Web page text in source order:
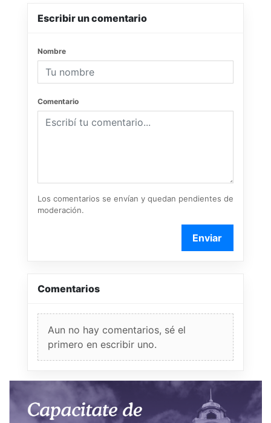
Escribir un comentario
Nombre
Comentario
Los comentarios se envían y quedan pendientes de
moderación.
Enviar
Comentarios
Aun no hay comentarios, sé el
primero en escribir uno.